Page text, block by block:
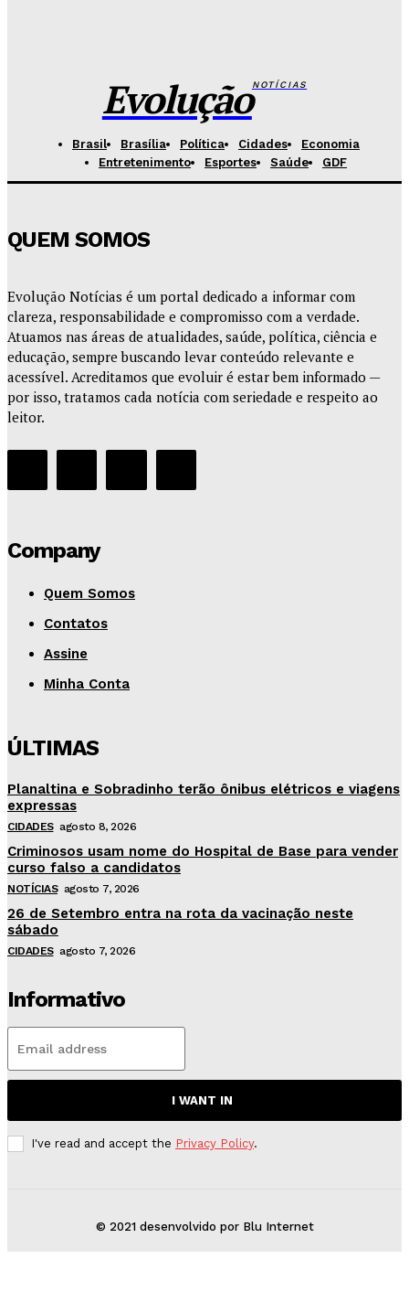
EvoluçãoNOTÍCIAS
Brasil Brasília Política Cidades
Economia
Entretenimento
Esportes Saúde GDF
QUEM SOMOS
Evolução Notícias é um portal dedicado a informar com
clareza, responsabilidade e compromisso com a verdade.
Atuamos nas áreas de atualidades, saúde, política, ciência e
educação, sempre buscando levar conteúdo relevante e
acessível. Acreditamos que evoluir é estar bem informado —
por isso, tratamos cada notícia com seriedade e respeito ao
leitor.
Company
Quem Somos
Contatos
Assine
Minha Conta
ÚLTIMAS
Planaltina e Sobradinho terão ônibus elétricos e viagens
expressas
CIDADES agosto 8, 2026
Criminosos usam nome do Hospital de Base para vender
curso falso a candidatos
NOTÍCIAS agosto 7, 2026
26 de Setembro entra na rota da vacinação neste
sábado
CIDADES agosto 7, 2026
Informativo
I WANT IN
I've read and accept the Privacy Policy.
© 2021 desenvolvido por Blu Internet